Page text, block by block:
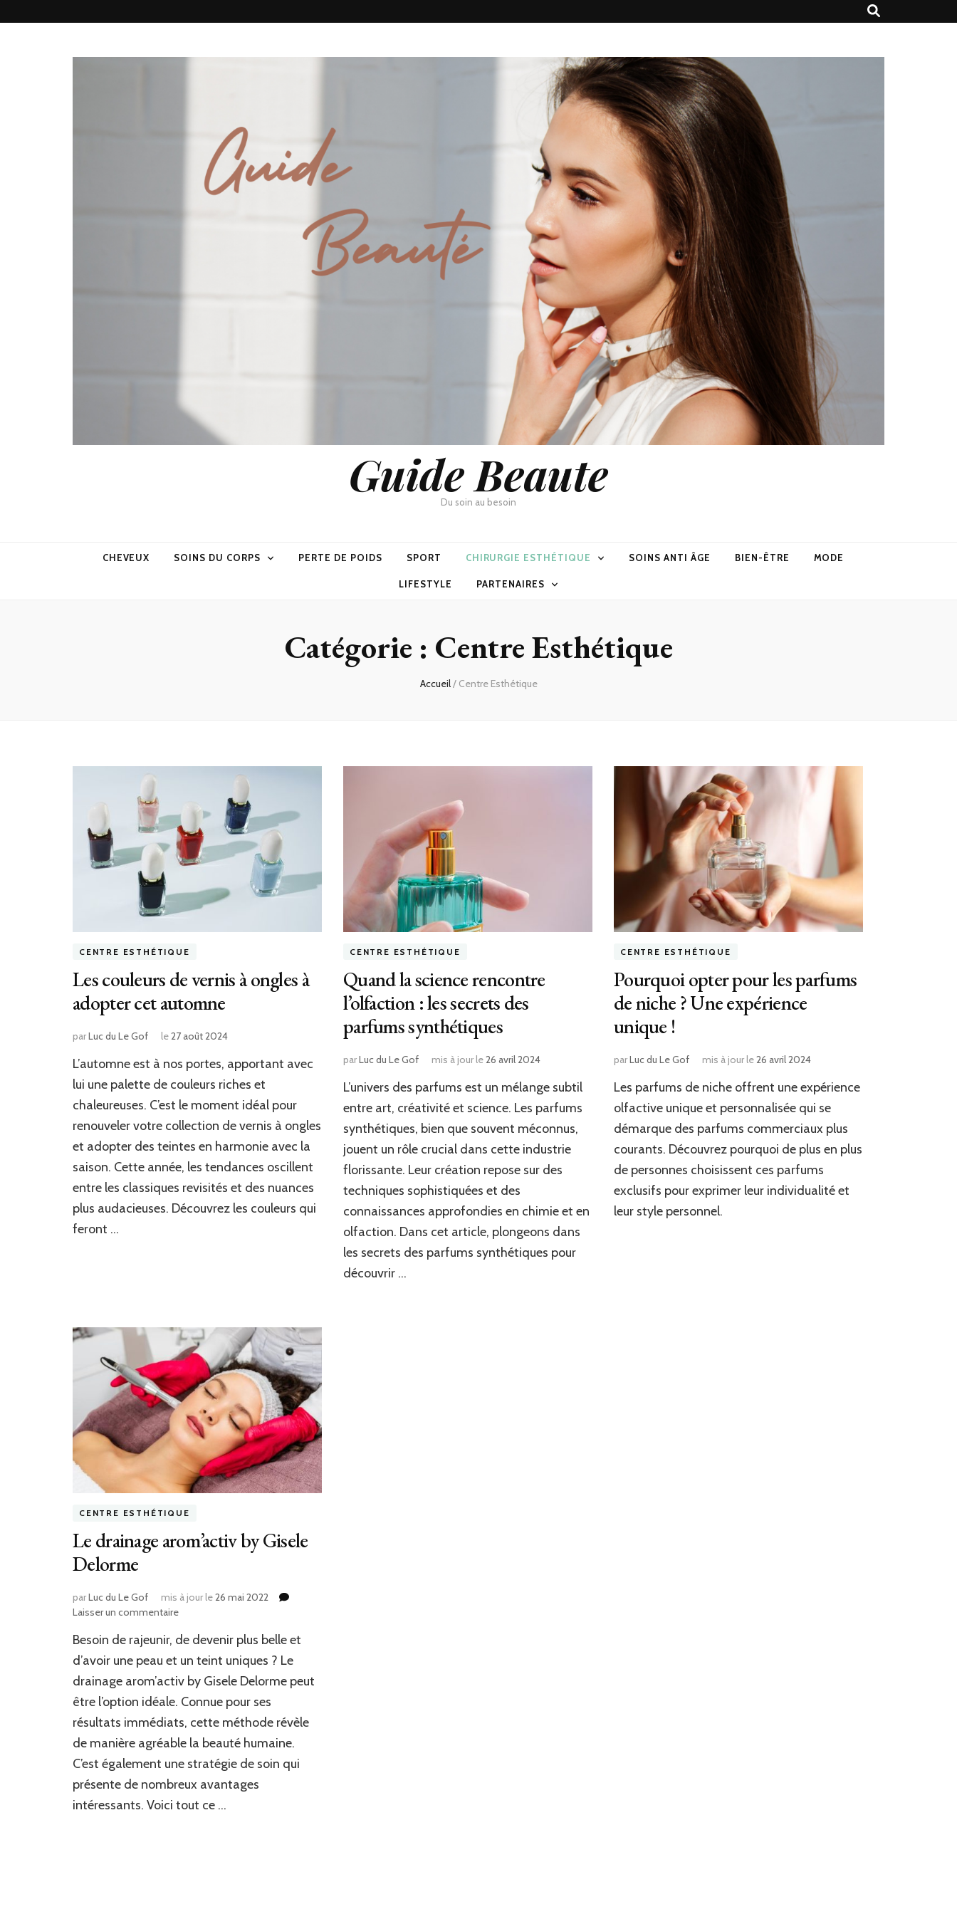
Guide Beaute
Du soin au besoin
CHEVEUX SOINS DU CORPS PERTE DE POIDS SPORT CHIRURGIE ESTHÉTIQUE SOINS ANTI ÂGE BIEN-ÊTRE MODE
LIFESTYLE PARTENAIRES
Catégorie : Centre Esthétique
Accueil/ Centre Esthétique
CENTRE ESTHÉTIQUE
Les couleurs de vernis à ongles à
adopter cet automne
parLuc du Le Gof le27 août 2024
L’automne est à nos portes, apportant avec
lui une palette de couleurs riches et
chaleureuses. C’est le moment idéal pour
renouveler votre collection de vernis à ongles
et adopter des teintes en harmonie avec la
saison. Cette année, les tendances oscillent
entre les classiques revisités et des nuances
plus audacieuses. Découvrez les couleurs qui
feront …
CENTRE ESTHÉTIQUE
Quand la science rencontre
l’olfaction : les secrets des
parfums synthétiques
parLuc du Le Gof mis à jour le26 avril 2024
L’univers des parfums est un mélange subtil
entre art, créativité et science. Les parfums
synthétiques, bien que souvent méconnus,
jouent un rôle crucial dans cette industrie
florissante. Leur création repose sur des
techniques sophistiquées et des
connaissances approfondies en chimie et en
olfaction. Dans cet article, plongeons dans
les secrets des parfums synthétiques pour
découvrir …
CENTRE ESTHÉTIQUE
Pourquoi opter pour les parfums
de niche ? Une expérience
unique !
parLuc du Le Gof mis à jour le26 avril 2024
Les parfums de niche offrent une expérience
olfactive unique et personnalisée qui se
démarque des parfums commerciaux plus
courants. Découvrez pourquoi de plus en plus
de personnes choisissent ces parfums
exclusifs pour exprimer leur individualité et
leur style personnel.
CENTRE ESTHÉTIQUE
Le drainage arom’activ by Gisele
Delorme
parLuc du Le Gof mis à jour le26 mai 2022
Laisser un commentairesur
drainage
arom’activ
Gisele
Delorme
Besoin de rajeunir, de devenir plus belle et
d’avoir une peau et un teint uniques ? Le
drainage arom’activ by Gisele Delorme peut
être l’option idéale. Connue pour ses
résultats immédiats, cette méthode révèle
de manière agréable la beauté humaine.
C’est également une stratégie de soin qui
présente de nombreux avantages
intéressants. Voici tout ce …